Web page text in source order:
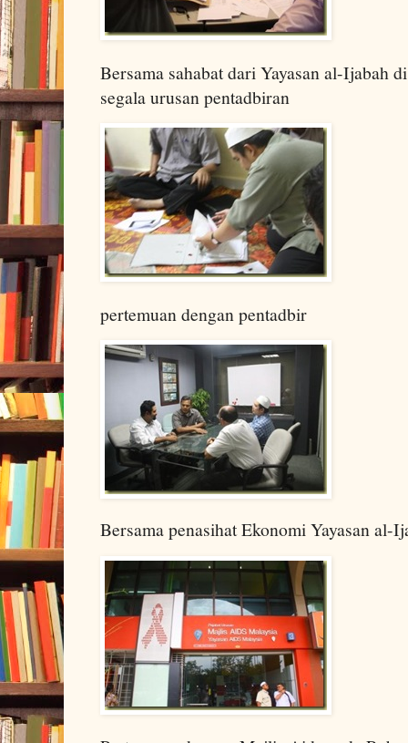
Bersama sahabat dari Yayasan al-Ijabah
segala urusan pentadbiran
pertemuan dengan pentadbir
Bersama penasihat Ekonomi Yayasan al-